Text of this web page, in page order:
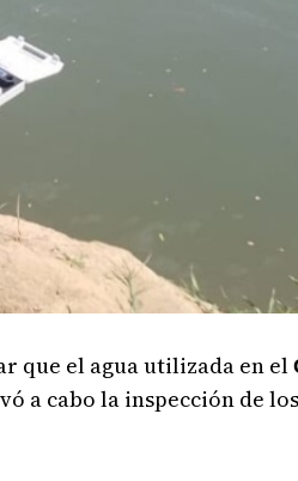
que el agua utilizada en el
a cabo la inspección de